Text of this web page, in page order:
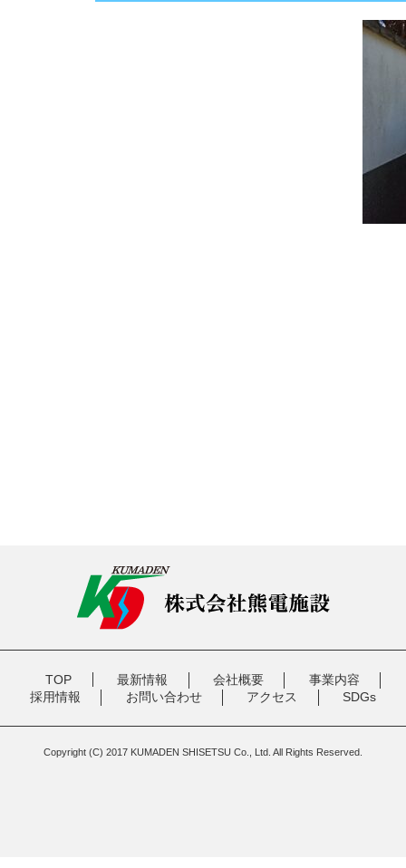
TOP 最新情報 会社概要
事業内容
採用情報
お問い合わせ アクセス SDGs
Copyright (C) 2017 KUMADEN SHISETSU Co., Ltd. All Rights Reserved.